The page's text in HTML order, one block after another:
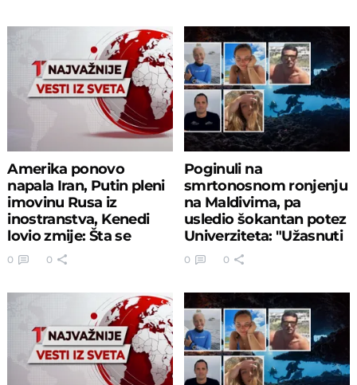
Amerika ponovo
napala Iran, Putin pleni
imovinu Rusa iz
inostranstva, Kenedi
lovio zmije: Šta se
desilo juče?
0 0
Poginuli na
smrtonosnom ronjenju
na Maldivima, pa
usledio šokantan potez
Univerziteta: "Užasnuti
smo!"
0 0